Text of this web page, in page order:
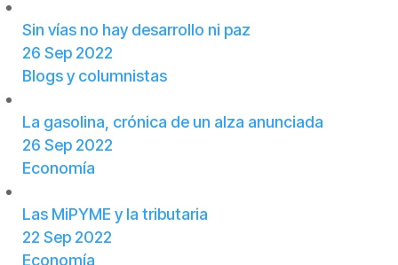
Sin vías no hay desarrollo ni paz
26 Sep 2022
Blogs y columnistas
La gasolina, crónica de un alza anunciada
26 Sep 2022
Economía
Las MiPYME y la tributaria
22 Sep 2022
Economía